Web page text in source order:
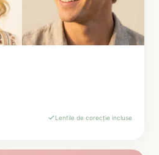
Lentile de corecție incluse